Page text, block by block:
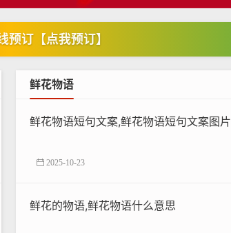
预订【点我预订】
鲜花物语
鲜花物语短句文案,鲜花物语短句文案图片
2025-10-23
鲜花的物语,鲜花物语什么意思